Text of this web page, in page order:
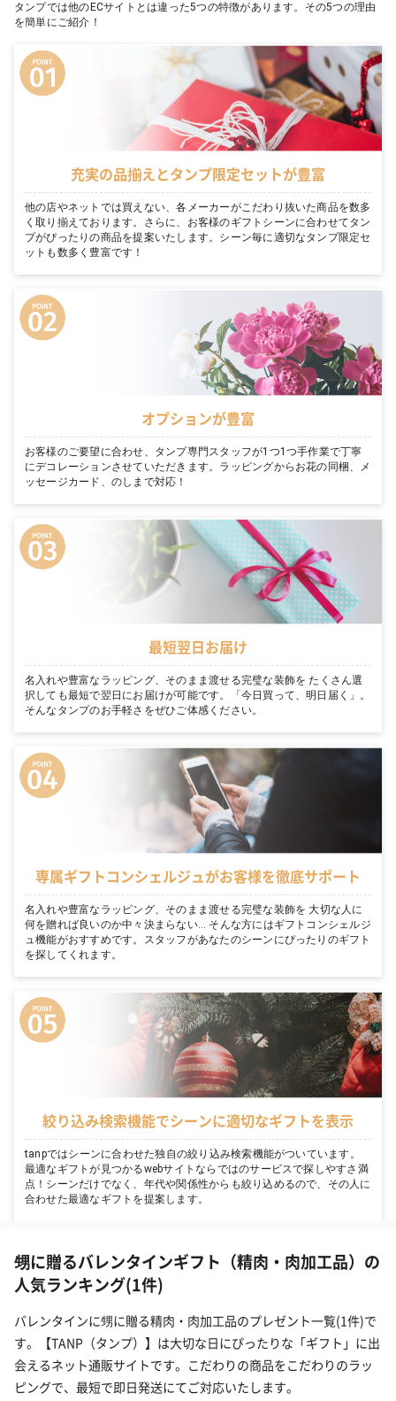
タンプでは他のECサイトとは違った5つの特徴があります。その5つの理由
を簡単にご紹介！
充実の品揃えとタンプ限定セットが豊富
他の店やネットでは買えない、各メーカーがこだわり抜いた商品を数多
く取り揃えております。さらに、お客様のギフトシーンに合わせてタン
プがぴったりの商品を提案いたします。シーン毎に適切なタンプ限定セ
ットも数多く豊富です！
オプションが豊富
お客様のご要望に合わせ、タンプ専門スタッフが1つ1つ手作業で丁寧
にデコレーションさせていただきます。ラッピングからお花の同梱、メ
ッセージカード、のしまで対応！
最短翌日お届け
名入れや豊富なラッピング、そのまま渡せる完璧な装飾を たくさん選
択しても最短で翌日にお届けが可能です。「今日買って、明日届く」。
そんなタンプのお手軽さをぜひご体感ください。
専属ギフトコンシェルジュがお客様を徹底サポート
名入れや豊富なラッピング、そのまま渡せる完璧な装飾を 大切な人に
何を贈れば良いのか中々決まらない… そんな方にはギフトコンシェルジ
ュ機能がおすすめです。スタッフがあなたのシーンにぴったりのギフト
を探してくれます。
絞り込み検索機能でシーンに適切なギフトを表示
tanpではシーンに合わせた独自の絞り込み検索機能がついています。
最適なギフトが見つかるwebサイトならではのサービスで探しやすさ満
点！シーンだけでなく、年代や関係性からも絞り込めるので、その人に
合わせた最適なギフトを提案します。
甥に贈るバレンタインギフト（精肉・肉加工品）の
人気ランキング(1件)
バレンタインに甥に贈る精肉・肉加工品のプレゼント一覧(1件)で
す。【TANP（タンプ）】は大切な日にぴったりな「ギフト」に出
会えるネット通販サイトです。こだわりの商品をこだわりのラッ
ピングで、最短で即日発送にてご対応いたします。